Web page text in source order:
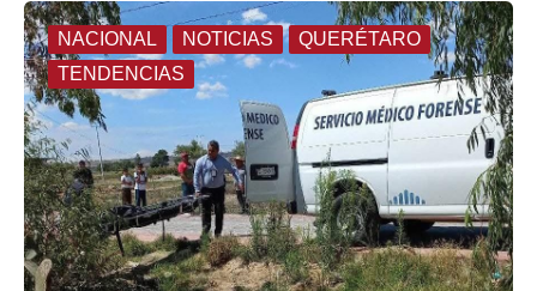
NACIONAL NOTICIAS
QUERÉTARO
TENDENCIAS